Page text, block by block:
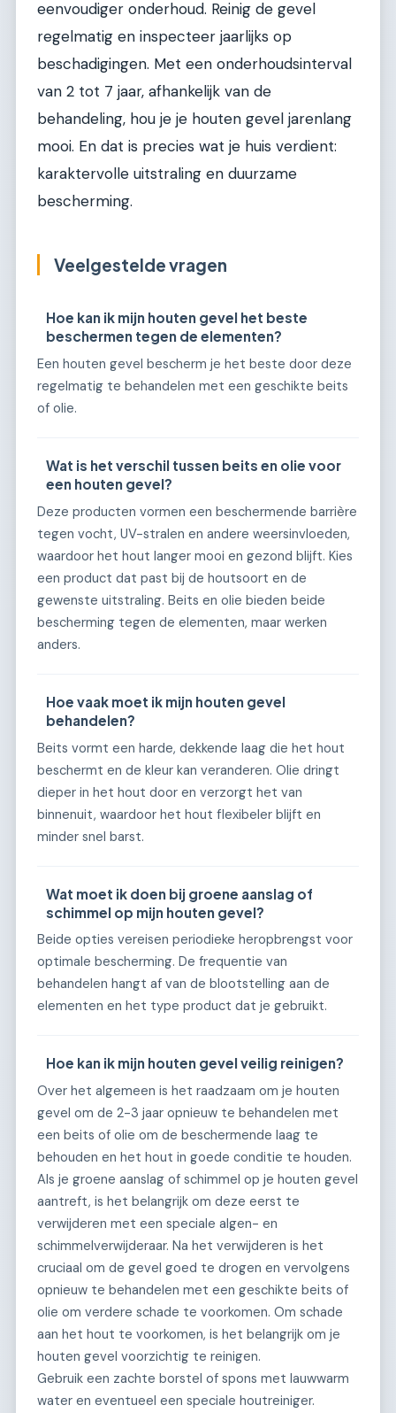
eenvoudiger onderhoud. Reinig de gevel
regelmatig en inspecteer jaarlijks op
beschadigingen. Met een onderhoudsinterval
van 2 tot 7 jaar, afhankelijk van de
behandeling, hou je je houten gevel jarenlang
mooi. En dat is precies wat je huis verdient:
karaktervolle uitstraling en duurzame
bescherming.
Veelgestelde vragen
Hoe kan ik mijn houten gevel het beste
beschermen tegen de elementen?
Een houten gevel bescherm je het beste door deze
regelmatig te behandelen met een geschikte beits
of olie.
Wat is het verschil tussen beits en olie voor
een houten gevel?
Deze producten vormen een beschermende barrière
tegen vocht, UV-stralen en andere weersinvloeden,
waardoor het hout langer mooi en gezond blijft. Kies
een product dat past bij de houtsoort en de
gewenste uitstraling. Beits en olie bieden beide
bescherming tegen de elementen, maar werken
anders.
Hoe vaak moet ik mijn houten gevel
behandelen?
Beits vormt een harde, dekkende laag die het hout
beschermt en de kleur kan veranderen. Olie dringt
dieper in het hout door en verzorgt het van
binnenuit, waardoor het hout flexibeler blijft en
minder snel barst.
Wat moet ik doen bij groene aanslag of
schimmel op mijn houten gevel?
Beide opties vereisen periodieke heropbrengst voor
optimale bescherming. De frequentie van
behandelen hangt af van de blootstelling aan de
elementen en het type product dat je gebruikt.
Hoe kan ik mijn houten gevel veilig reinigen?
Over het algemeen is het raadzaam om je houten
gevel om de 2-3 jaar opnieuw te behandelen met
een beits of olie om de beschermende laag te
behouden en het hout in goede conditie te houden.
Als je groene aanslag of schimmel op je houten gevel
aantreft, is het belangrijk om deze eerst te
verwijderen met een speciale algen- en
schimmelverwijderaar. Na het verwijderen is het
cruciaal om de gevel goed te drogen en vervolgens
opnieuw te behandelen met een geschikte beits of
olie om verdere schade te voorkomen. Om schade
aan het hout te voorkomen, is het belangrijk om je
houten gevel voorzichtig te reinigen.
Gebruik een zachte borstel of spons met lauwwarm
water en eventueel een speciale houtreiniger.